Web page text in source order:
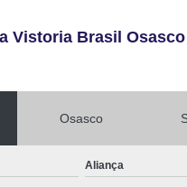
Vistoria Brasil
Osasco
Aliança